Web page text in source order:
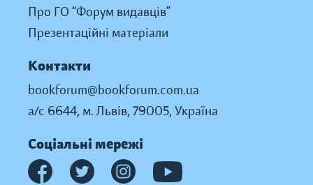
Про ГО “Форум видавців”
Презентаційні матеріали
Контакти
bookforum@bookforum.com.ua
а/с 6644, м. Львів, 79005, Україна
Соціальні мережі